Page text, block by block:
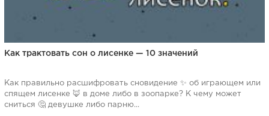
Как трактовать сон о лисенке — 10 значений
Как правильно расшифровать сновидение ✨ об играющем или
спящем лисенке 🦊 в доме либо в зоопарке? К чему может
сниться 🤔 девушке либо парню...